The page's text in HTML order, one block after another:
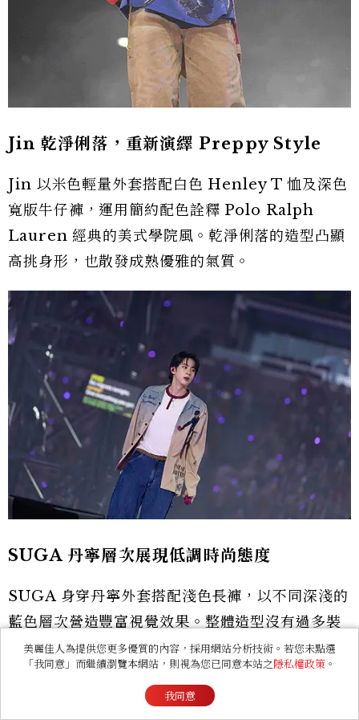
Jin 乾淨俐落，重新演繹 Preppy Style
Jin 以米色輕量外套搭配白色 Henley T 恤及深色
Lauren 經典的美式學院風。乾淨俐落的造型凸顯
美麗佳人為提供您更多優質的內容，採用網站分析技術。若您未點選
「我同意」而繼續瀏覽本網站，則視為您已同意本站之隱私權政策 。
我同意